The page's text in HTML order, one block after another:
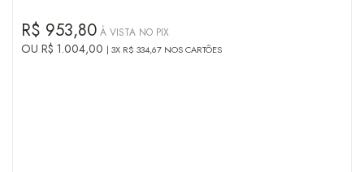
R$ 953,80 À VISTA NO PIX
OU R$ 1.004,00 3X R$ 334,67 NOS CARTÕES